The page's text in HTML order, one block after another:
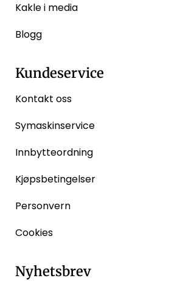
Kakle i media
Blogg
Kundeservice
Kontakt oss
Symaskinservice
Innbytteordning
Kjøpsbetingelser
Personvern
Cookies
Nyhetsbrev